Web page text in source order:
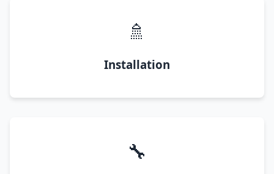
🚿
Installation
🔧